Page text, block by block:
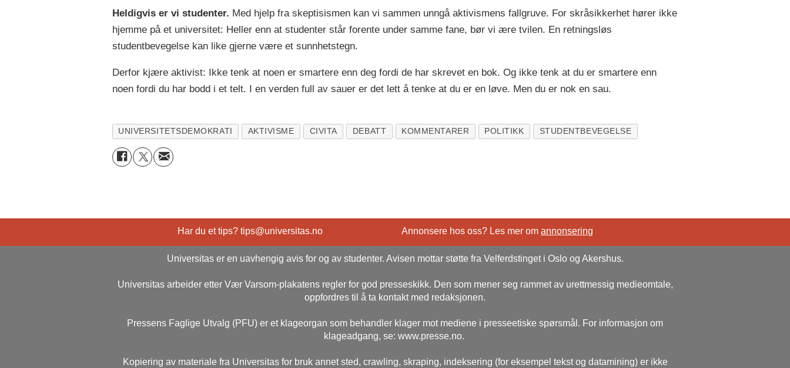
Heldigvis er vi studenter. Med hjelp fra skeptisismen kan vi sammen unngå aktivismens fallgruve. For skråsikkerhet hører ikke
hjemme på et universitet: Heller enn at studenter står forente under samme fane, bør vi ære tvilen. En retningsløs
studentbevegelse kan like gjerne være et sunnhetstegn.
Derfor kjære aktivist: Ikke tenk at noen er smartere enn deg fordi de har skrevet en bok. Og ikke tenk at du er smartere enn
noen fordi du har bodd i et telt. I en verden full av sauer er det lett å tenke at du er en løve. Men du er nok en sau.
UNIVERSITETSDEMOKRATI AKTIVISME CIVITA DEBATT KOMMENTARER POLITIKK STUDENTBEVEGELSE
Har du et tips? tips@universitas.no Annonsere hos oss? Les mer omannonsering
Universitas er en uavhengig avis for og av studenter. Avisen mottar støtte fra Velferdstinget i Oslo og Akershus.
Universitas arbeider etter Vær Varsom-plakatens regler for god presseskikk. Den som mener seg rammet av urettmessig medieomtale,
oppfordres til å ta kontakt med redaksjonen.
Pressens Faglige Utvalg (PFU) er et klageorgan som behandler klager mot mediene i presseetiske spørsmål. For informasjon om
klageadgang, se: www.presse.no.
Kopiering av materiale fra Universitas for bruk annet sted, crawling, skraping, indeksering (for eksempel tekst og datamining) er ikke